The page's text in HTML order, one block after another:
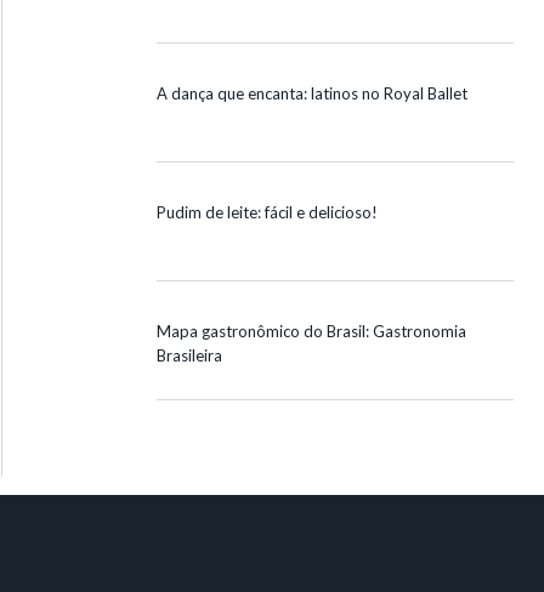
A dança que encanta: latinos no Royal Ballet
Pudim de leite: fácil e delicioso!
Mapa gastronômico do Brasil: Gastronomia
Brasileira